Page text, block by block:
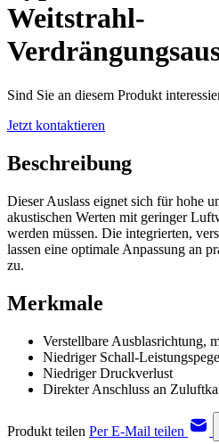
Weitstrahl-
Sind Sie an diesem Produkt
Jetzt kontaktieren
Beschreibung
Dieser Auslass eignet sich für hohe
akustischen Werten mit geringer
werden müssen. Die integrierten,
lassen eine optimale Anpassung an
zu.
Merkmale
Verstellbare Ausblasrichtung,
Niedriger Schall-
Niedriger Druckverlust
Direkter Anschluss an
Produkt teilen Per E-Mail teilen